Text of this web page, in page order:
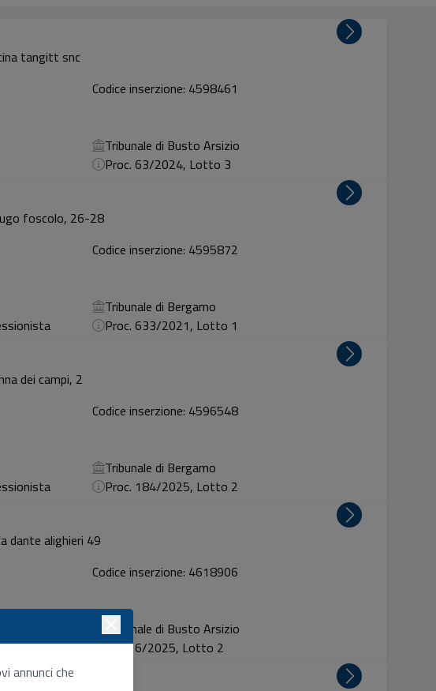
tangitt snc
Codice inserzione: 4598461
Tribunale di Busto Arsizio
Proc. 63/2024, Lotto 3
foscolo, 26-28
Codice inserzione: 4595872
Tribunale di Bergamo
Proc. 633/2021, Lotto 1
dei campi, 2
Codice inserzione: 4596548
Tribunale di Bergamo
Proc. 184/2025, Lotto 2
dante alighieri 49
Codice inserzione: 4618906
Tribunale di Busto Arsizio
Proc. 6/2025, Lotto 2
annunci che